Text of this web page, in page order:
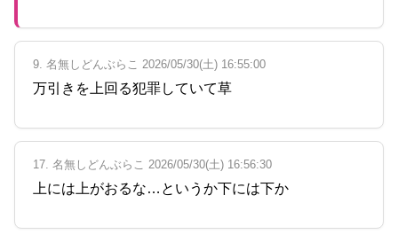
9. 名無しどんぶらこ 2026/05/30(土) 16:55:00
万引きを上回る犯罪していて草
17. 名無しどんぶらこ 2026/05/30(土) 16:56:30
上には上がおるな…というか下には下か